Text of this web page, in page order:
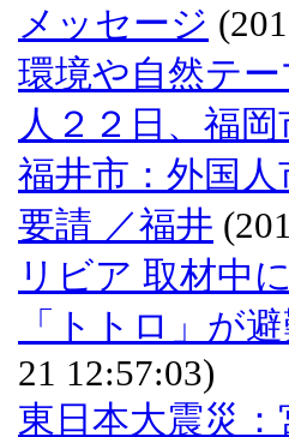
メッセージ
環境や自然テ
人２２日、福
福井市：外国
要請 ／福井
リビア 取材中
「トトロ」が
21 12:57:03)
東日本大震災